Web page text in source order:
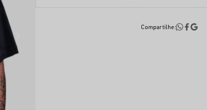
Compartilhe: